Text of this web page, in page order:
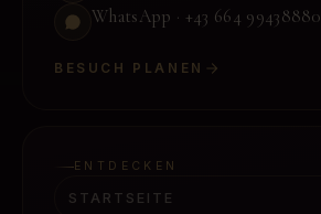
WhatsApp · +43 664 99438880
BESUCH PLANEN
ENTDECKEN
STARTSEITE